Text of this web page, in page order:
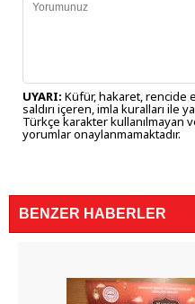
UYARI: Küfür, hakaret, rencide
saldırı içeren, imla kuralları ile
Türkçe karakter kullanılmayan
yorumlar onaylanmamaktadır.
BENZER HABERLER